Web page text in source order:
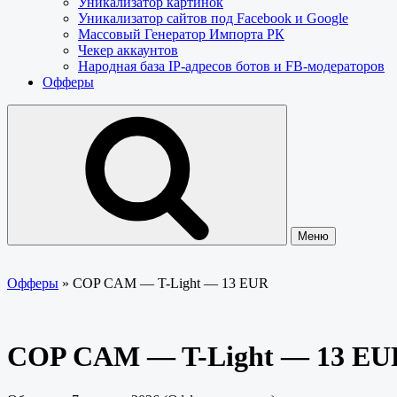
Уникализатор сайтов под Facebook и Google
Массовый Генератор Импорта РК
Чекер аккаунтов
Народная база IP-адресов ботов и FB-модераторов
Офферы
Меню
Офферы » COP CAM — T-Light — 13 EUR
COP CAM — T-Light — 13